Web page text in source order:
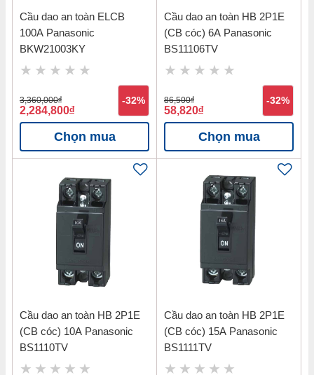
Cầu dao an toàn ELCB
100A Panasonic
BKW21003KY
3,360,000đ
2,284,800đ
-32%
Chọn mua
Cầu dao an toàn HB 2P1E
(CB cóc) 6A Panasonic
BS11106TV
86,500đ
58,820đ
-32%
Chọn mua
Cầu dao an toàn HB 2P1E
(CB cóc) 10A Panasonic
BS1110TV
Cầu dao an toàn HB 2P1E
(CB cóc) 15A Panasonic
BS1111TV